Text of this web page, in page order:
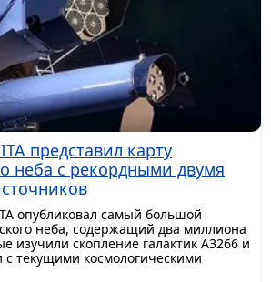
представил карту
неба с рекордными двумя
опубликовал самый большой
неба, содержащий два миллиона
изучили скопление галактик A3266 и
текущими космологическими